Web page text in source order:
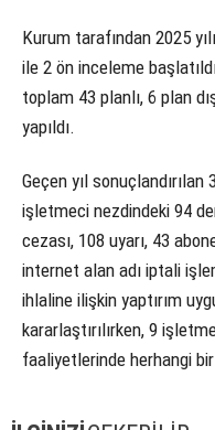
Kurum tarafından 2025
ile 2 ön inceleme
toplam 43 planlı, 6 plan
yapıldı.
Geçen yıl
işletmeci nezdindeki 94
cezası, 108 uyarı, 43
internet alan adı iptali
ihlaline ilişkin yaptırım
kararlaştırılırken, 9
faaliyetlerinde herhangi